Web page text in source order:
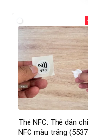
Thẻ NFC: Thẻ dán
NFC màu trắng